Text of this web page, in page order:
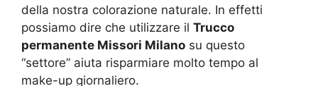
della nostra colorazione naturale. In effetti
possiamo dire che utilizzare il Trucco
permanente Missori Milano su questo
“settore” aiuta risparmiare molto tempo al
make-up giornaliero.